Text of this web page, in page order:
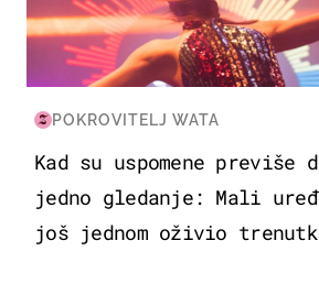
POKROVITELJ WATA
Kad su uspomene previše
jedno gledanje: Mali
još jednom oživio